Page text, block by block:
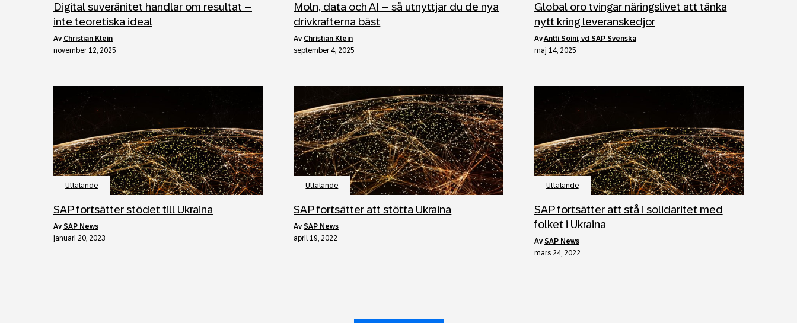
Digital suveränitet handlar om resultat –
inte teoretiska ideal
av Christian Klein
november 12, 2025
Moln, data och AI – så utnyttjar du de nya
drivkrafterna bäst
av Christian Klein
september 4, 2025
Global oro tvingar näringslivet att tänka
nytt kring leveranskedjor
avAntti Soini, vd SAP Svenska
maj 14, 2025
Uttalande
SAP fortsätter stödet till Ukraina
avSAP News
januari 20, 2023
Uttalande
SAP fortsätter att stötta Ukraina
avSAP News
april 19, 2022
Uttalande
SAP fortsätter att stå i solidaritet med
folket i Ukraina
avSAP News
mars 24, 2022